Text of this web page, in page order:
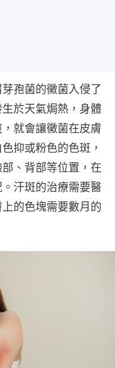
孢菌的黴菌入侵了
於天氣焗熱，身體
就會讓黴菌在皮膚
抑或粉色的色斑，
、背部等位置，在
汗斑的治療需要醫
的色塊需要數月的